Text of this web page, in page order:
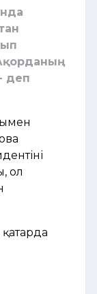
деп
ол